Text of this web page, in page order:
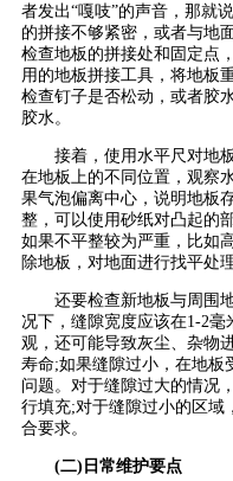
者发出“嘎吱”的声音，那就
的拼接不够紧密，或者与地
检查地板的拼接处和固定点
用的地板拼接工具，将地板
检查钉子是否松动，或者胶
胶水。
接着，使用水平尺对地板
在地板上的不同位置，观察
果气泡偏离中心，说明地板
整，可以使用砂纸对凸起的
如果不平整较为严重，比如
除地板，对地面进行找平处
还要检查新地板与周围地
况下，缝隙宽度应该在1-2
观，还可能导致灰尘、杂物
寿命;如果缝隙过小，在地板
问题。对于缝隙过大的情况
行填充;对于缝隙过小的区域
合要求。
(二)日常维护要点